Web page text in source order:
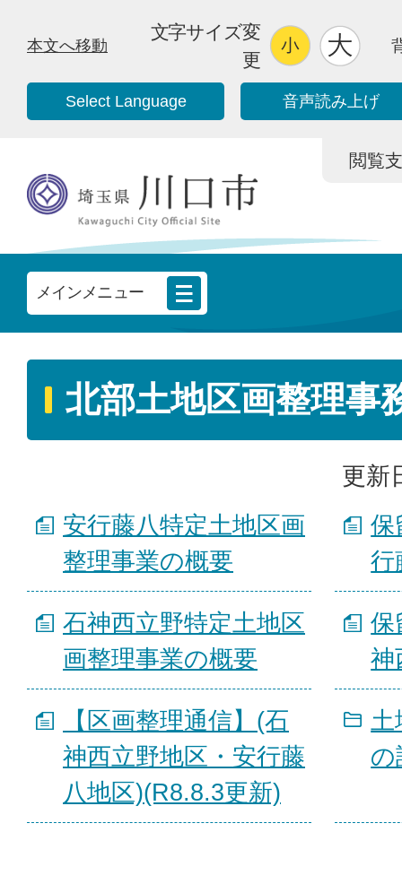
本文へ移動
文字サイズ変
更
Select Language 音声読み上げ
閲覧
メインメニュー
北部土地区画整理事
更新
安行藤八特定土地区画
整理事業の概要
保
行
石神西立野特定土地区
画整理事業の概要
保
神
【区画整理通信】(石
神西立野地区・安行藤
八地区)(R8.8.3更新)
土
の